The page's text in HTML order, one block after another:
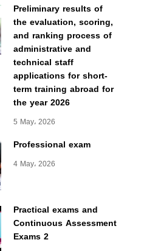
Preliminary results of
the evaluation, scoring,
and ranking process of
administrative and
technical staff
applications for short-
term training abroad for
the year 2026
5 May، 2026
Professional exam
4 May، 2026
Practical exams and
Continuous Assessment
Exams 2